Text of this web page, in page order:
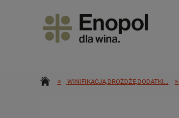
» WINIFIKACJA,DROŻDŻE,DODATKI... »